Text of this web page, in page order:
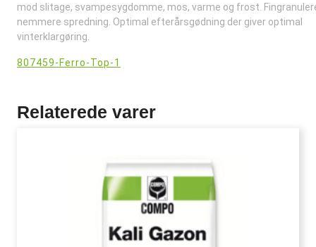
mod slitage, svampesygdomme, mos, varme og frost.
nemmere spredning. Optimal efterårsgødning der giver optimal
vinterklargøring.
807459-Ferro-Top-1
Relaterede varer